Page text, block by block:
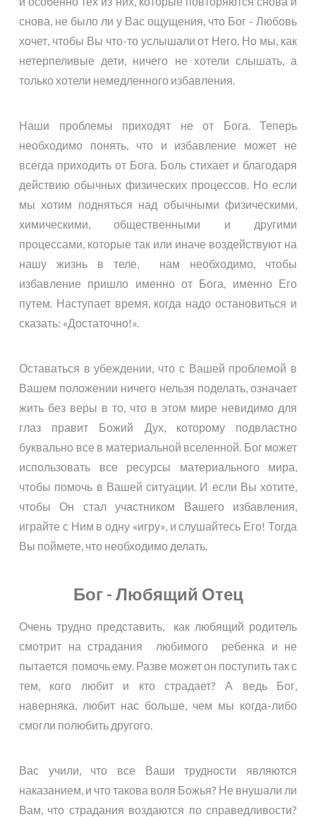
снова, не было ли у Вас ощущения, что Бог - Любовь
хочет, чтобы Вы что-то услышали от Него. Но мы, как
нетерпеливые дети, ничего не хотели слышать, а
только хотели немедленного избавления.
Наши проблемы приходят не от Бога. Теперь
необходимо понять, что и избавление может не
всегда приходить от Бога. Боль стихает и благодаря
действию обычных физических процессов. Но если
мы хотим подняться над обычными физическими,
химическими, общественными и другими
процессами, которые так или иначе воздействуют на
нашу жизнь в теле, нам необходимо, чтобы
избавление пришло именно от Бога, именно Его
путем. Наступает время, когда надо остановиться и
сказать: «Достаточно!».
Оставаться в убеждении, что с Вашей проблемой в
Вашем положении ничего нельзя поделать, означает
жить без веры в то, что в этом мире невидимо для
глаз правит Божий Дух, которому подвластно
буквально все в материальной вселенной. Бог может
использовать все ресурсы материального мира,
чтобы помочь в Вашей ситуации. И если Вы хотите,
чтобы Он стал участником Вашего избавления,
играйте с Ним в одну «игру», и слушайтесь Его! Тогда
Вы поймете, что необходимо делать.
Бог - Любящий Отец
Очень трудно представить, как любящий родитель
смотрит на страдания любимого ребенка и не
пытается помочь ему. Разве может он поступить так с
тем, кого любит и кто страдает? А ведь Бог,
наверняка, любит нас больше, чем мы когда-либо
смогли полюбить другого.
Вас учили, что все Ваши трудности являются
наказанием, и что такова воля Божья? Не внушали ли
Вам, что страдания воздаются по справедливости?